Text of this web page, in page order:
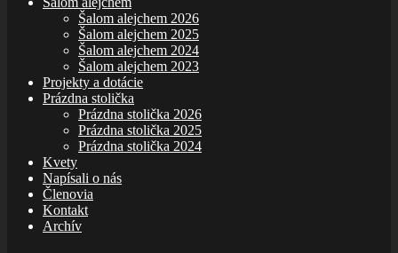
Šalom alejchem 2026
Šalom alejchem 2025
Šalom alejchem 2024
Šalom alejchem 2023
Projekty a dotácie
Prázdna stolička
Prázdna stolička 2026
Prázdna stolička 2025
Prázdna stolička 2024
Kvety
Napísali o nás
Členovia
Kontakt
Archív